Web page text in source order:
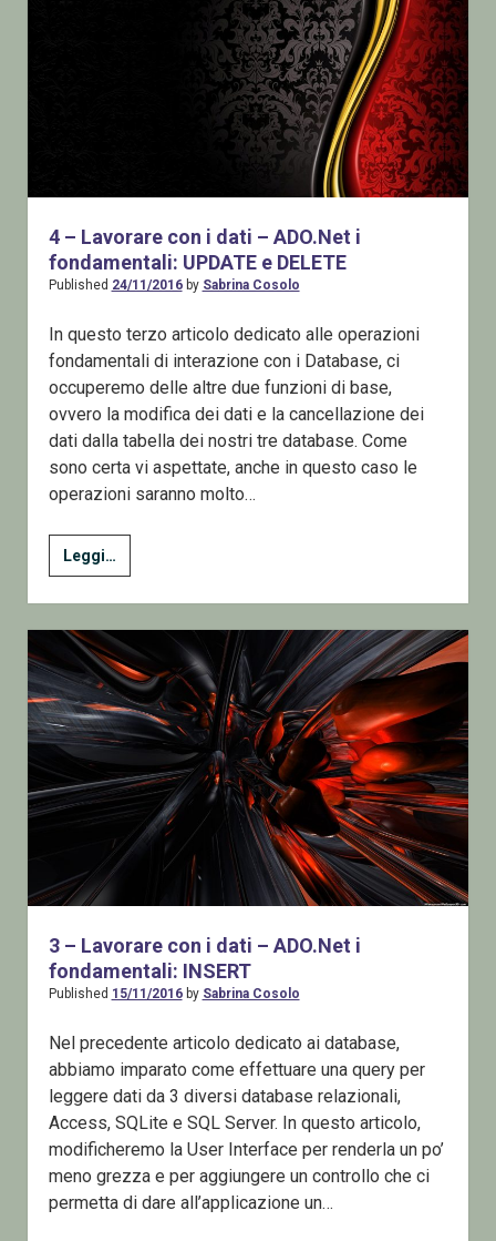
4 – Lavorare con i dati – ADO.Net i
fondamentali: UPDATE e DELETE
Published 24/11/2016by Sabrina Cosolo
In questo terzo articolo dedicato alle operazioni
fondamentali di interazione con i Database, ci
occuperemo delle altre due funzioni di base,
ovvero la modifica dei dati e la cancellazione dei
dati dalla tabella dei nostri tre database. Come
sono certa vi aspettate, anche in questo caso le
operazioni saranno molto…
Leggi…
–
Lavorare
con
i
dati
–
ADO.Net
fondamentali:
UPDATE
e
DELETE
3 – Lavorare con i dati – ADO.Net i
fondamentali: INSERT
Published 15/11/2016by Sabrina Cosolo
Nel precedente articolo dedicato ai database,
abbiamo imparato come effettuare una query per
leggere dati da 3 diversi database relazionali,
Access, SQLite e SQL Server. In questo articolo,
modificheremo la User Interface per renderla un po’
meno grezza e per aggiungere un controllo che ci
permetta di dare all’applicazione un…